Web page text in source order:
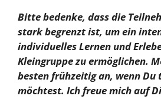
Bitte bedenke, dass die
stark begrenzt ist, um ein
individuelles Lernen und
Kleingruppe zu ermöglichen.
besten frühzeitig an, wenn Du
möchtest. Ich freue mich auf